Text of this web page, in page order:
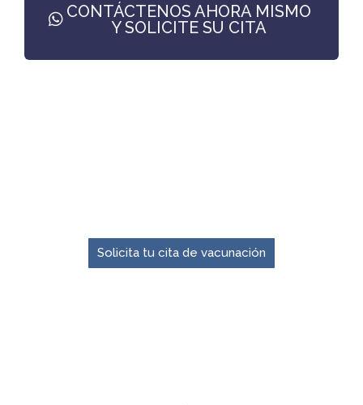
CONTÁCTENOS AHORA MISMO
Y SOLICITE SU CITA
Solicita tu cita de vacunación